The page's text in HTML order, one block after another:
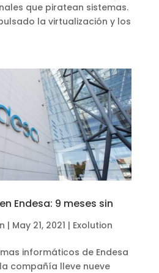
que piratean sistemas.
la virtualización y los
Endesa: 9 meses sin
| May 21, 2021 | Exolution
informáticos de Endesa
compañía lleve nueve